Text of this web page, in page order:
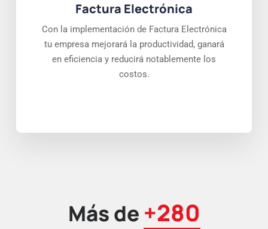
Factura Electrónica
Con la implementación de Factura Electrónica
tu empresa mejorará la productividad, ganará
en eficiencia y reducirá notablemente los
costos.
Más de +280